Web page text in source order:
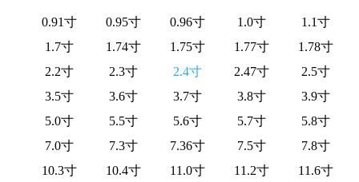
0.91寸 0.95寸 0.96寸 1.0寸
1.1寸
1.7寸
1.74寸 1.75寸 1.77寸
1.78寸
2.2寸
2.3寸 2.4寸 2.47寸
2.5寸
3.5寸
3.6寸 3.7寸 3.8寸
3.9寸
5.0寸
5.5寸 5.6寸 5.7寸
5.8寸
7.0寸
7.3寸 7.36寸 7.5寸
7.8寸
10.3寸
10.4寸 11.0寸 11.2寸
11.6寸